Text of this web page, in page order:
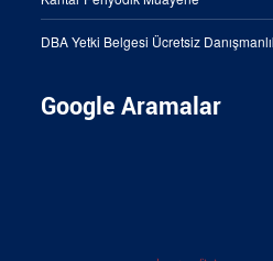
DBA Yetki Belgesi Ücretsiz
Google Aramalar